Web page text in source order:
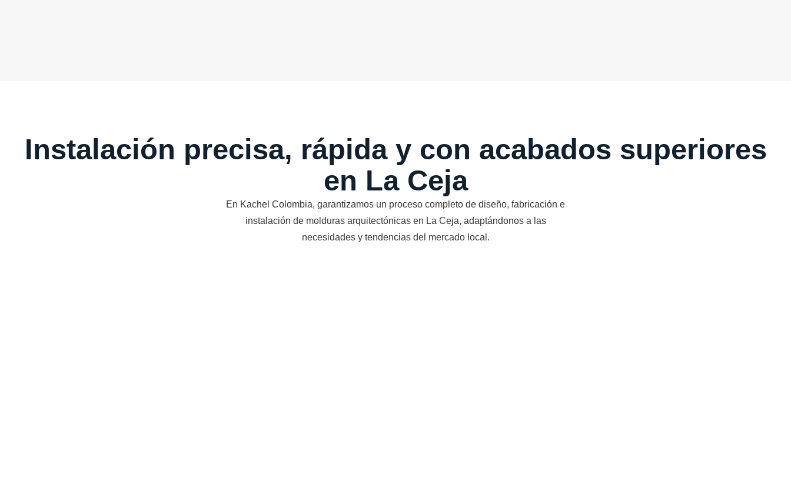
Instalación precisa, rápida y con acabados superiores
en La Ceja
En Kachel Colombia, garantizamos un proceso completo de diseño, fabricación e
instalación de molduras arquitectónicas en La Ceja, adaptándonos a las
necesidades y tendencias del mercado local.